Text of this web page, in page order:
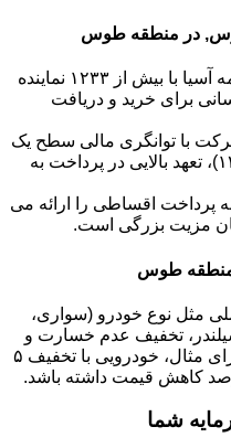
در منطقه طوس
بیمه آسیا با بیش از ۱۲۳۳ نماینده
برای خرید و دریافت
با توانگری مالی سطح یک
(حدود ۱۸۴ درصد در سال ۱۴۰۲)، تعهد بالایی در پرداخت به
پرداخت اقساطی را ارائه می
مزیت بزرگی است.
منطقه طوس
مثل نوع خودرو (سواری،
تخفیف عدم خسارت و
مدت اعتبار بیمه نامه بستگی دارد. برای مثال، خودرویی با تخفیف ۵
شما